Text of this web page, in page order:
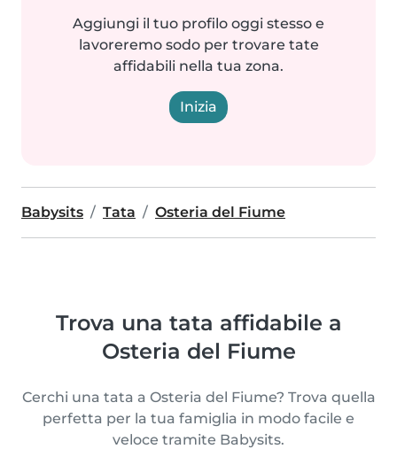
Aggiungi il tuo profilo oggi stesso e
lavoreremo sodo per trovare tate
affidabili nella tua zona.
Inizia
Babysits Tata Osteria del Fiume
Trova una tata affidabile a
Osteria del Fiume
Cerchi una tata a Osteria del Fiume? Trova quella
perfetta per la tua famiglia in modo facile e
veloce tramite Babysits.